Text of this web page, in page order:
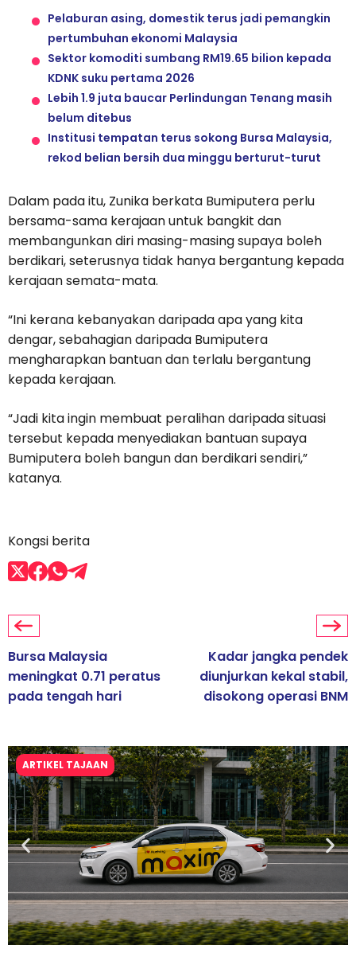
Pelaburan asing, domestik terus jadi pemangkin
pertumbuhan ekonomi Malaysia
Sektor komoditi sumbang RM19.65 bilion kepada
KDNK suku pertama 2026
Lebih 1.9 juta baucar Perlindungan Tenang masih
belum ditebus
Institusi tempatan terus sokong Bursa Malaysia,
rekod belian bersih dua minggu berturut-turut
Dalam pada itu, Zunika berkata Bumiputera perlu
bersama-sama kerajaan untuk bangkit dan
membangunkan diri masing-masing supaya boleh
berdikari, seterusnya tidak hanya bergantung kepada
kerajaan semata-mata.
“Ini kerana kebanyakan daripada apa yang kita
dengar, sebahagian daripada Bumiputera
mengharapkan bantuan dan terlalu bergantung
kepada kerajaan.
“Jadi kita ingin membuat peralihan daripada situasi
tersebut kepada menyediakan bantuan supaya
Bumiputera boleh bangun dan berdikari sendiri,”
katanya.
Kongsi berita
Bursa Malaysia
meningkat 0.71 peratus
pada tengah hari
Kadar jangka pendek
diunjurkan kekal stabil,
disokong operasi BNM
ARTIKEL TAJAAN